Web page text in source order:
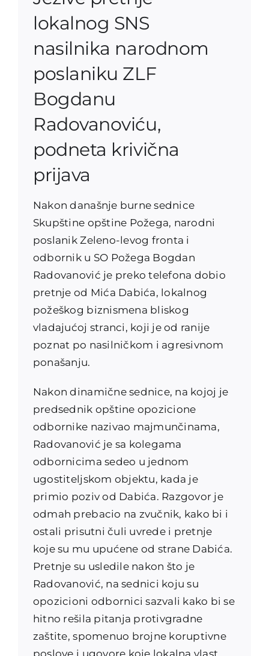
lokalnog SNS
nasilnika narodnom
poslaniku ZLF
Bogdanu
Radovanoviću,
podneta krivična
prijava
Nakon današnje burne sednice
Skupštine opštine Požega, narodni
poslanik Zeleno-levog fronta i
odbornik u SO Požega Bogdan
Radovanović je preko telefona dobio
pretnje od Mića Dabića, lokalnog
požeškog biznismena bliskog
vladajućoj stranci, koji je od ranije
poznat po nasilničkom i agresivnom
ponašanju.
Nakon dinamične sednice, na kojoj je
predsednik opštine opozicione
odbornike nazivao majmunčinama,
Radovanović je sa kolegama
odbornicima sedeo u jednom
ugostiteljskom objektu, kada je
primio poziv od Dabića. Razgovor je
odmah prebacio na zvučnik, kako bi i
ostali prisutni čuli uvrede i pretnje
koje su mu upućene od strane Dabića.
Pretnje su usledile nakon što je
Radovanović, na sednici koju su
opozicioni odbornici sazvali kako bi se
hitno rešila pitanja protivgradne
zaštite, spomenuo brojne koruptivne
poslove i ugovore koje lokalna vlast